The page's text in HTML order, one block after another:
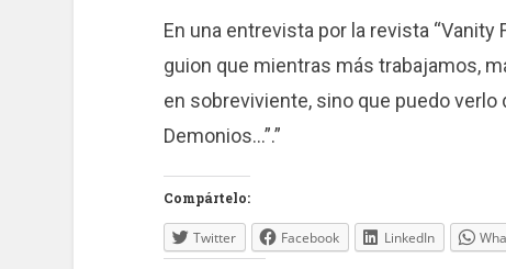
En una entrevista por la revista “Vanity
guion que mientras más trabajamos,
en sobreviviente, sino que puedo
Demonios…”.”
Compártelo:
Twitter Facebook LinkedIn